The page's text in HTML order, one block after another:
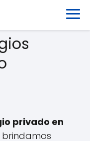
privado en
brindamos